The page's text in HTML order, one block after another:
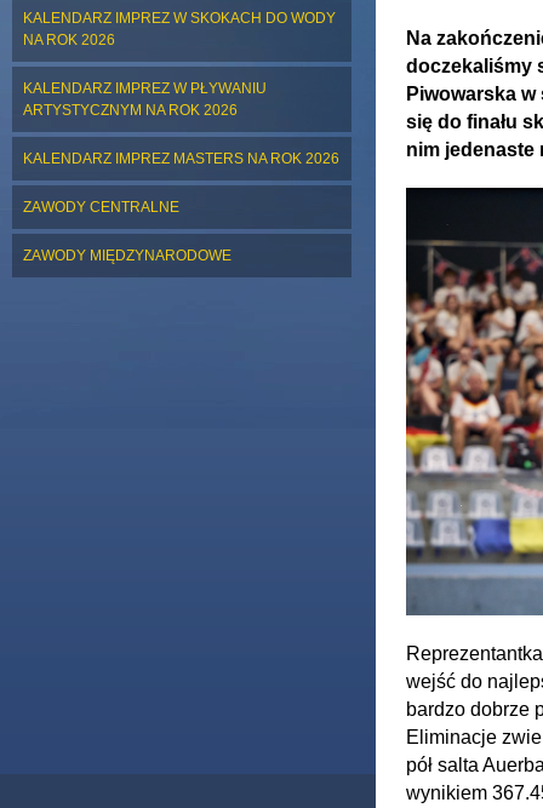
KALENDARZ IMPREZ W SKOKACH DO WODY
NA ROK 2026
KALENDARZ IMPREZ W PŁYWANIU
ARTYSTYCZNYM NA ROK 2026
KALENDARZ IMPREZ MASTERS NA ROK 2026
ZAWODY CENTRALNE
ZAWODY MIĘDZYNARODOWE
Na
doczekaliśmy
Piwowarska
się do finału
nim jedenaste
wejść do
bardzo dobrze
Eliminacje
pół salta
wynikiem